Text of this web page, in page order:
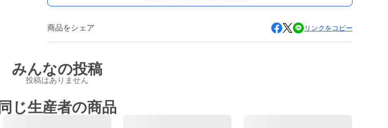
商品をシェア リンクをコピー
みんなの投稿
投稿はありません
同じ生産者の商品